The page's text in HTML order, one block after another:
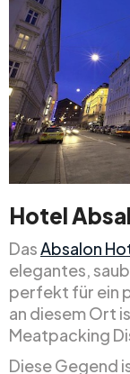
Hotel
DasAbsalon
elegantes,
perfekt für ein
an diesem Ort
Meatpacking
Diese Gegend